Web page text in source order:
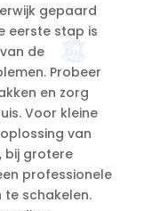
gepaard
eerste stap is
de
Probeer
en zorg
Voor kleine
van
bij grotere
professionele
te schakelen.​